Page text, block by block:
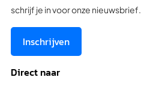
schrijf je in voor onze nieuwsbrief.
Inschrijven
Direct naar